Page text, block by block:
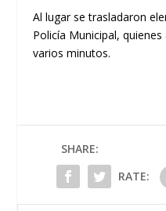
Al lugar se trasladaron
Policía Municipal,
varios minutos.
SHARE:
RATE: